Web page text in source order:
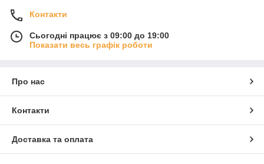
Контакти
Сьогодні працює з 09:00 до 19:00
Показати весь графік роботи
Про нас
Контакти
Доставка та оплата